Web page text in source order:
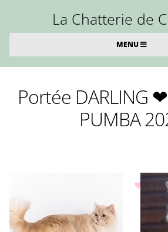
La Chatterie de
MENU
Portée DARLING ❤
PUMBA
♥